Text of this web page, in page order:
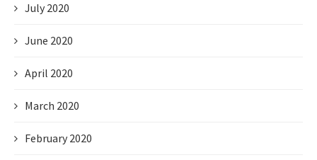
July 2020
June 2020
April 2020
March 2020
February 2020